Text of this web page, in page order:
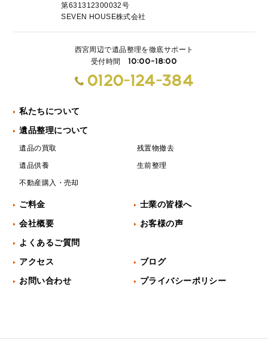
第631312300032号
SEVEN HOUSE株式会社
西宮周辺で遺品整理を徹底サポート
受付時間 10:00~18:00
0120-124-384
私たちについて
遺品整理について
遺品の買取 残置物撤去
遺品供養 生前整理
不動産購入・売却
ご料金
士業の皆様へ
会社概要
お客様の声
よくあるご質問
アクセス
ブログ
お問い合わせ
プライバシーポリシー